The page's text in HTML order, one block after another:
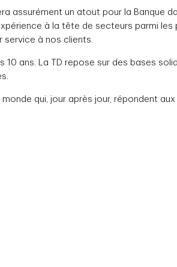
assurément un atout pour la Banque
à la tête de secteurs parmi
à nos clients.
ans. La TD repose sur des bases
qui, jour après jour, répondent